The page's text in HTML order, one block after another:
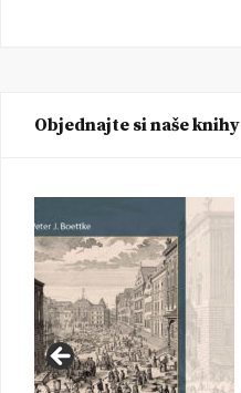
Objednajte si naše knihy